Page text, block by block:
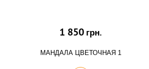
1 850 грн.
МАНДАЛА ЦВЕТОЧНАЯ 1